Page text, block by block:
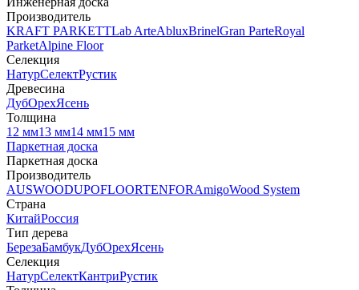
Производитель
KRAFT PARKETTLab ArteAbluxBrinelGran ParteRoyal
ParketAlpine Floor
Селекция
НатурСелектРустик
Древесина
ДубОрехЯсень
Толщина
12 мм13 мм14 мм15 мм
Паркетная доска
Паркетная доска
Производитель
AUSWOODUPOFLOORTENFORAmigoWood System
Страна
КитайРоссия
Тип дерева
БерезаБамбукДубОрехЯсень
Селекция
НатурСелектКантриРустик